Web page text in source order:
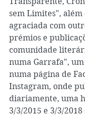
sem Limites", além
agraciada com
prémios e
comunidade
numa Garrafa",
numa página de
Instagram, onde
diariamente, uma
3/3/2015 e 3/3/